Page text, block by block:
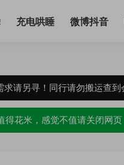
充电哄睡 微博抖音
请另寻！同行请勿搬运查到
花米，感觉不值请关闭网页